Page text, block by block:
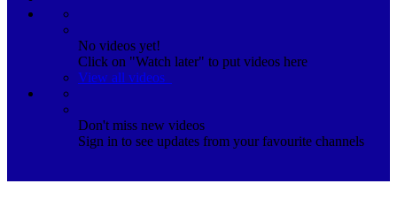
No videos yet!
Click on "Watch later" to put videos here
View all videos
Don't miss new videos
Sign in to see updates from your favourite channels